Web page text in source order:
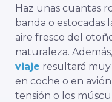
Haz unas cuantas
banda o estocadas
aire fresco del
naturaleza.
viaje resultará
en coche o en
tensión o los